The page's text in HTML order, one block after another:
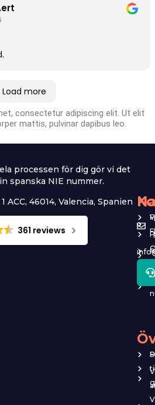
Load more
consectetur adipiscing elit. Ut elit
mattis, pulvinar dapibus leo.
processen för dig gör vi det
spanska NIE nummer.
ACC, 46014, Valencia, Spanien
361 reviews